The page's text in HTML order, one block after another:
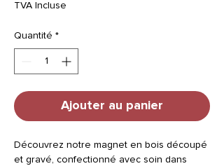
TVA Incluse
Quantité *
Ajouter au panier
Découvrez notre magnet en bois découpé
et gravé, confectionné avec soin dans